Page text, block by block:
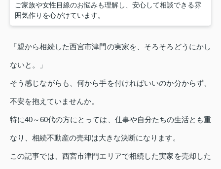
ご家族や女性目線のお悩みも理解し、安心して相談できる雰
囲気作りを心がけています。
「親から相続した西宮市津門の実家を、そろそろどうにかし
ないと。」
そう感じながらも、何から手を付ければいいのか分からず、
不安を抱えていませんか。
特に40～60代の方にとっては、仕事や自分たちの生活とも重
なり、相続不動産の売却は大きな決断になります。
この記事では、西宮市津門エリアで相続した実家を売却した